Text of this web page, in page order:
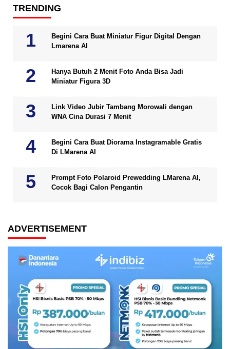
TRENDING
Begini Cara Buat Miniatur Figur Digital Dengan
Lmarena AI
Hanya Butuh 2 Menit Foto Anda Bisa Jadi
Miniatur Figura 3D
Link Video Jubir Tambang Morowali dengan
WNA Cina Durasi 7 Menit
Begini Cara Buat Diorama Instagramable Gratis
Di LMarena AI
Prompt Foto Polaroid Prewedding LMarena AI,
Cocok Bagi Calon Pengantin
ADVERTISEMENT